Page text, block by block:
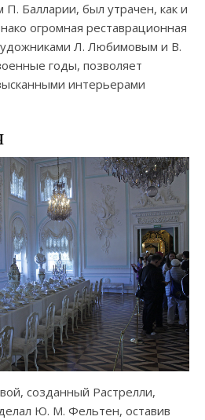
Балларии, был утрачен, как и
огромная реставрационная
Л. Любимовым и В.
годы, позволяет
интерьерами
созданный Растрелли,
Ю. М. Фельтен, оставив